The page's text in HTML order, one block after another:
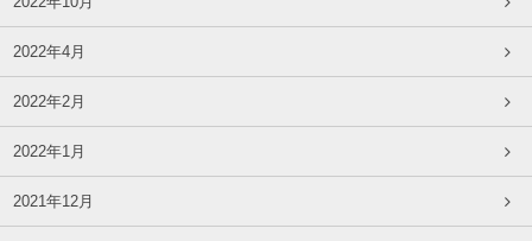
2022年4月
2022年2月
2022年1月
2021年12月